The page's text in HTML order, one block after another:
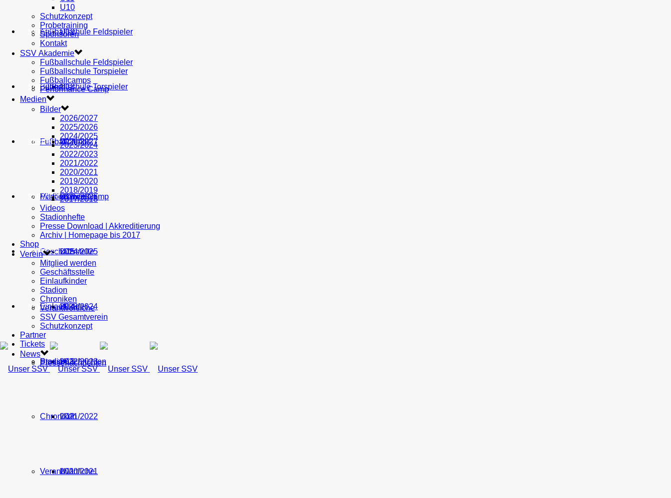
AH U19
U18
U17
U16
U15
U14
U13
U12
U11
Fußballschule Feldspieler
Fußballschule Torspieler
Fußballcamps
Performance Camp
MEDIEN
Bilder
2026/2027
2025/2026
2024/2025
2023/2024
2022/2023
2021/2022
2020/2021
SHOP
VEREIN
Mitglied werden
Geschäftsstelle
Einlaufkinder
Stadion
Chroniken
Verantwortliche
PARTNER
TICKETS
NEWS
Pressenachrichten
U10
Schutzkonzept
Probetraining
Sponsoren
Kontakt
SSV Akademie
Fußballschule Feldspieler
Fußballschule Torspieler
Fußballcamps
Performance Camp
Medien
Bilder
2026/2027
2025/2026
2024/2025
2023/2024
2022/2023
2021/2022
2020/2021
2019/2020
2018/2019
2017/2018
Videos
Stadionhefte
Presse Download | Akkreditierung
Archiv | Homepage bis 2017
Shop
Verein
Mitglied werden
Geschäftsstelle
Einlaufkinder
Stadion
Chroniken
Verantwortliche
SSV Gesamtverein
Schutzkonzept
Partner
Tickets
News
Pressenachrichten